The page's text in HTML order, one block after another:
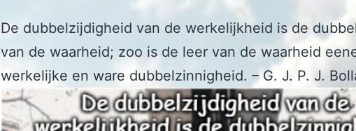
De dubbelzijdigheid van de werkelijkheid is de
van de waarheid; zoo is de leer van de waarheid
werkelijke en ware dubbelzinnigheid. – G. J. P. J.